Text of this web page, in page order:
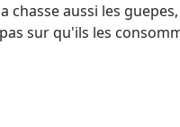
chasse aussi les
sur qu'ils les